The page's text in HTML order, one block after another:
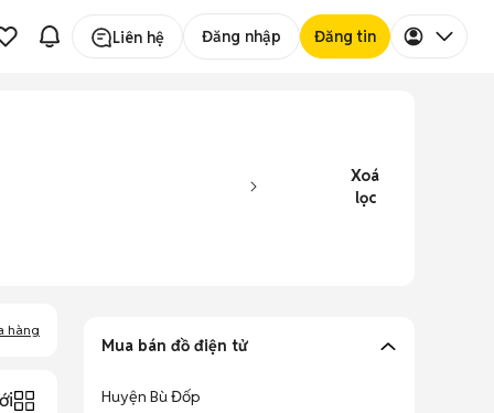
Liên hệ Đăng nhập Đăng tin
Xoá
lọc
hàng
Mua bán đồ điện tử
Huyện Bù Đốp